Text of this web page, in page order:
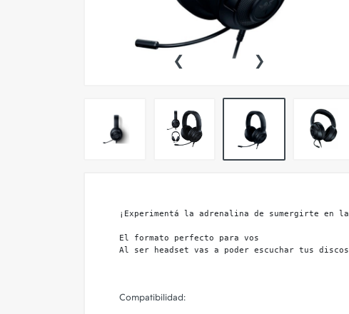
Insumos de Impresion
Accesorios Inteligentes Para
Autos Y Motos
Convertidores Smart
Electrodomesticos
Comercios y Oficinas
Fotografia y Video
‹ ›
¡Experimentá la adrenalina de sumergirte en
El formato perfecto para vos
Al ser headset vas a poder escuchar tus
Compatibilidad: